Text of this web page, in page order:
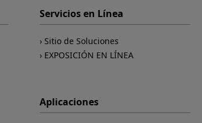
Servicios en Línea
Sitio de Soluciones
EXPOSICIÓN EN LÍNEA
Aplicaciones